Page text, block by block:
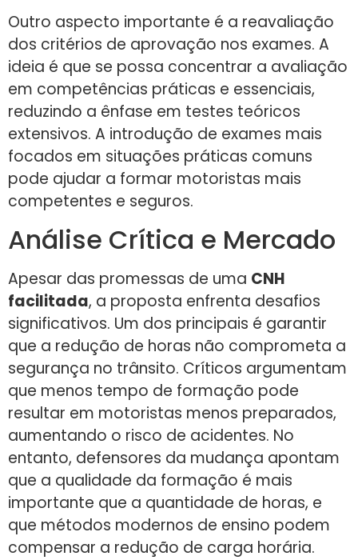
Outro aspecto importante é a reavaliação
dos critérios de aprovação nos exames. A
ideia é que se possa concentrar a avaliação
em competências práticas e essenciais,
reduzindo a ênfase em testes teóricos
extensivos. A introdução de exames mais
focados em situações práticas comuns
pode ajudar a formar motoristas mais
competentes e seguros.
Análise Crítica e Mercado
Apesar das promessas de uma CNH
facilitada, a proposta enfrenta desafios
significativos. Um dos principais é garantir
que a redução de horas não comprometa a
segurança no trânsito. Críticos argumentam
que menos tempo de formação pode
resultar em motoristas menos preparados,
aumentando o risco de acidentes. No
entanto, defensores da mudança apontam
que a qualidade da formação é mais
importante que a quantidade de horas, e
que métodos modernos de ensino podem
compensar a redução de carga horária.